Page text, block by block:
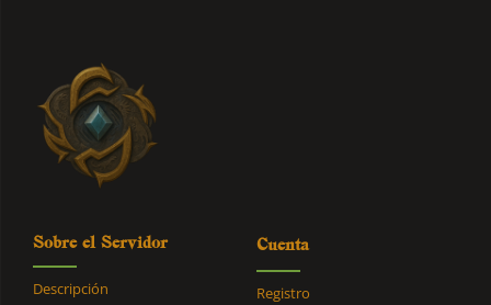
Sobre el Servidor
Descripción
Cuenta
Registro